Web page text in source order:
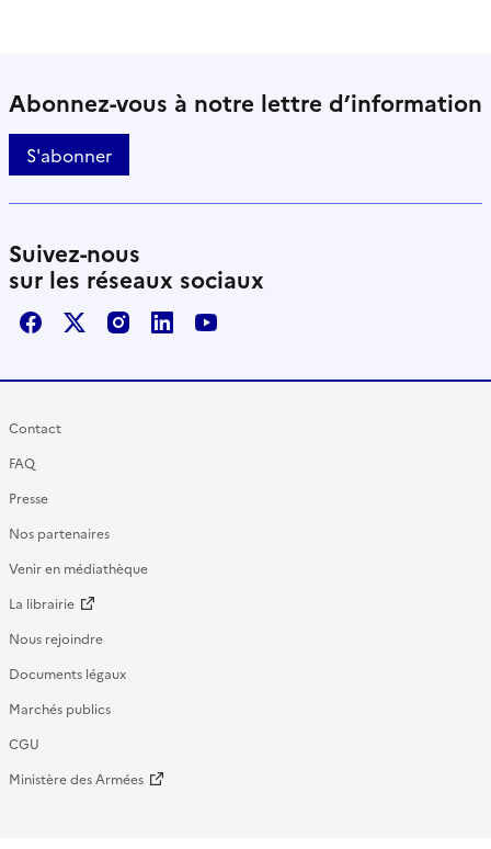
Abonnez-vous à notre lettre d’information
S'abonner
Suivez-nous
sur les réseaux sociaux
FacebookX / TwitterInstagram
LinkedInYoutube
Contact
FAQ
Presse
Nos partenaires
Venir en médiathèque
La librairie
Nous rejoindre
Documents légaux
Marchés publics
CGU
Ministère des Armées